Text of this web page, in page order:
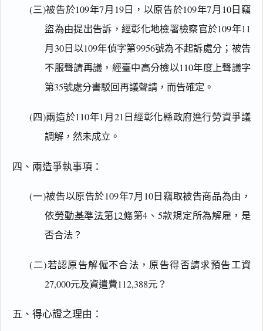
(三)被告於109年7月19日，以原告於109年7月10日竊
盜為由提出告訴，經彰化地檢署檢察官於109年11
月30日以109年偵字第9956號為不起訴處分；被告
不服聲請再議，經臺中高分檢以110年度上聲議字
第35號處分書駁回再議聲請，而告確定。
(四)兩造於110年1月21日經彰化縣政府進行勞資爭議
調解，然未成立。
四、兩造爭執事項：
(一)被告以原告於109年7月10日竊取被告商品為由，
依勞動基準法第12條第4、5款規定所為解雇，是
否合法？
(二)若認原告解僱不合法，原告得否請求預告工資
27,000元及資遣費112,388元？
五、得心證之理由：